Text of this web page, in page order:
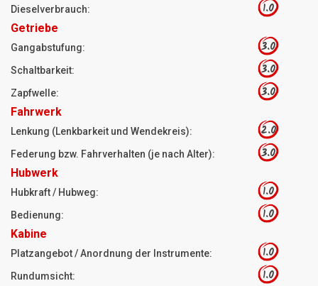
Dieselverbrauch: 1.0
Getriebe
Gangabstufung: 3.0
Schaltbarkeit: 3.0
Zapfwelle: 3.0
Fahrwerk
Lenkung (Lenkbarkeit und Wendekreis): 2.0
Federung bzw. Fahrverhalten (je nach Alter): 3.0
Hubwerk
Hubkraft / Hubweg: 1.0
Bedienung: 1.0
Kabine
Platzangebot / Anordnung der Instrumente: 1.0
Rundumsicht: 1.0